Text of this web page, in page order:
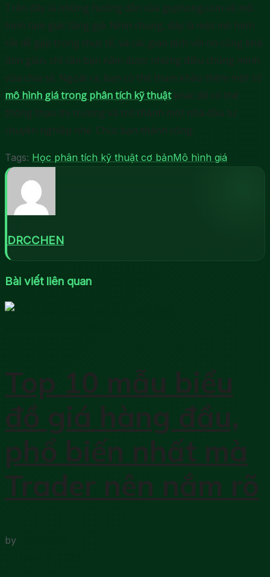
Trên đây là những hướng dẫn của gsphong.com về mô
hình tam giác tăng giá. Nhìn chung, đây là một mô hình
rất dễ gặp trong thực tế, và các giao dịch với nó cũng khá
đơn giản, chỉ cần bạn nắm được những điều chúng mình
vừa chia sẻ. Ngoài ra, bạn có thể tham khảo thêm một số
mô hình giá trong phân tích kỹ thuậtkhác để có thể
thông thạo thị trường và trở thành một nhà đầu tư
chuyên nghiệp nhé. Chúc bạn thành công.
Tags: Học phân tích kỹ thuật cơ bảnMô hình giá
DRCCHEN
Bài viết liên quan
Top 10 mẫu biểu
đồ giá hàng đầu,
phổ biến nhất mà
Trader nên nắm rõ
by